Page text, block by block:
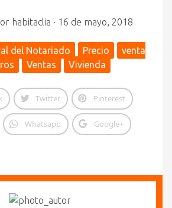
habitaclia · 16 de mayo, 2018
del Notariado Precio
venta
Ventas Vivienda
Twitter Pinterest
Whatsapp Google+